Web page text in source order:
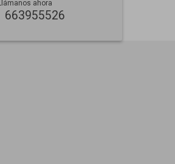
ahora
663955526